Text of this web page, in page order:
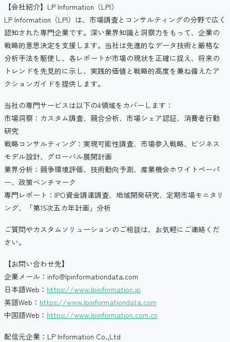
【会社紹介】LP Information（LPI）
LP Information（LPI）は、市場調査とコンサルティングの分野で広く
認知された専門企業です。深い業界知識と洞察力をもって、企業の
戦略的意思決定を支援します。当社は先進的なデータ技術と厳格な
分析手法を駆使し、各レポートが市場の現状を正確に捉え、将来の
トレンドを先見的に示し、実践的価値と戦略的高度を兼ね備えたア
クションガイドを提供します。
当社の専門サービスは以下の4領域をカバーします：
市場洞察：カスタム調査、競合分析、市場シェア認証、消費者行動
研究
戦略コンサルティング：実現可能性調査、市場参入戦略、ビジネス
モデル設計、グローバル展開計画
業界分析：競争環境評価、技術動向予測、産業機会ホワイトペーパ
ー、政策ベンチマーク
専門レポート：IPO資金調達調査、地域開発研究、定期市場モニタリ
ング、「第15次五カ年計画」分析
ご質問やカスタムソリューションのご相談は、お気軽にご連絡くだ
さい。
【お問い合わせ先】
企業メール：info@lpinformationdata.com
日本語Web： https://www.lpinformation.jp
英語Web： https://www.lpinformationdata.com
中国語Web： https://www.lpinformation.com.cn
配信元企業：LP Information Co.,Ltd